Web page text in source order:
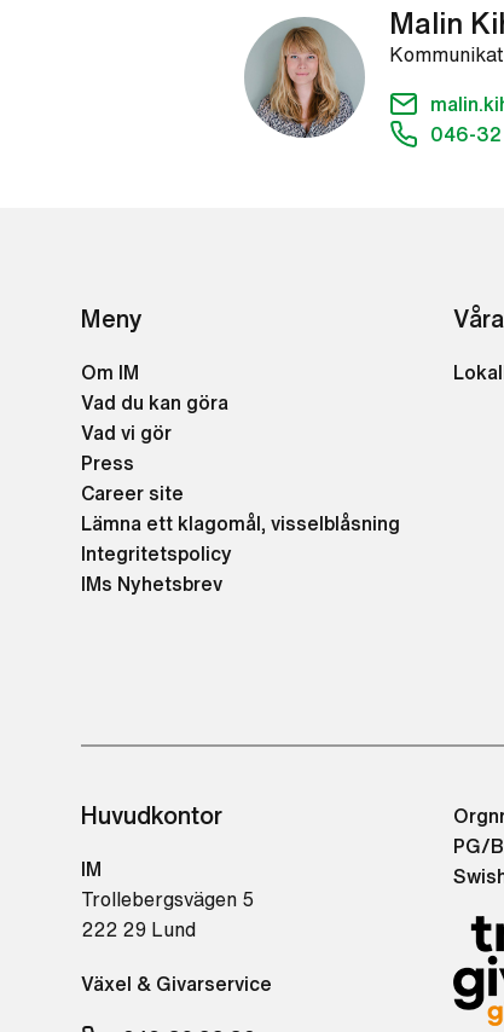
Malin
046-32
Meny
Om IM
Vad du kan göra
Vad vi gör
Press
Career site
Lämna ett klagomål, visselblåsning
Integritetspolicy
IMs Nyhetsbrev
Huvudkontor
IM
Trollebergsvägen 5
222 29 Lund
Växel & Givarservice
PG/